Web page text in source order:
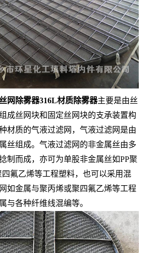
网除雾器316L材质除雾器主要是由丝
成丝网块和固定丝网块的支承装置构
材质的气液过滤网，气液过滤网是由
丝组成。气液过滤网的非金属丝由多
制而成，亦可为单股非金属丝如PP聚
四氟乙烯等工程塑料，也可以采用混
如金属与聚丙烯或聚四氟乙烯等工程
与各种纤维线混编等。